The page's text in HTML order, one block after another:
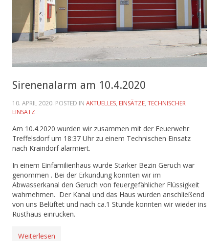
Sirenenalarm am 10.4.2020
10. APRIL 2020. POSTED IN AKTUELLES, EINSÄTZE, TECHNISCHER
EINSATZ
Am 10.4.2020 wurden wir zusammen mit der Feuerwehr
Treffelsdorf um 18:37 Uhr zu einem Technischen Einsatz
nach Kraindorf alarmiert.
In einem Einfamilienhaus wurde Starker Bezin Geruch war
genommen . Bei der Erkundung konnten wir im
Abwasserkanal den Geruch von feuergefählicher Flüssigkeit
wahrnehmen. Der Kanal und das Haus wurden anschließend
von uns Belüftet und nach ca.1 Stunde konnten wir wieder ins
Rüsthaus einrücken.
Weiterlesen